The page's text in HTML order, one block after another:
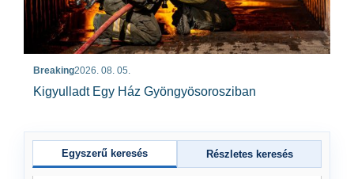
Breaking2026. 08. 05.
Kigyulladt Egy Ház Gyöngyösorosziban
Egyszerű keresés Részletes keresés